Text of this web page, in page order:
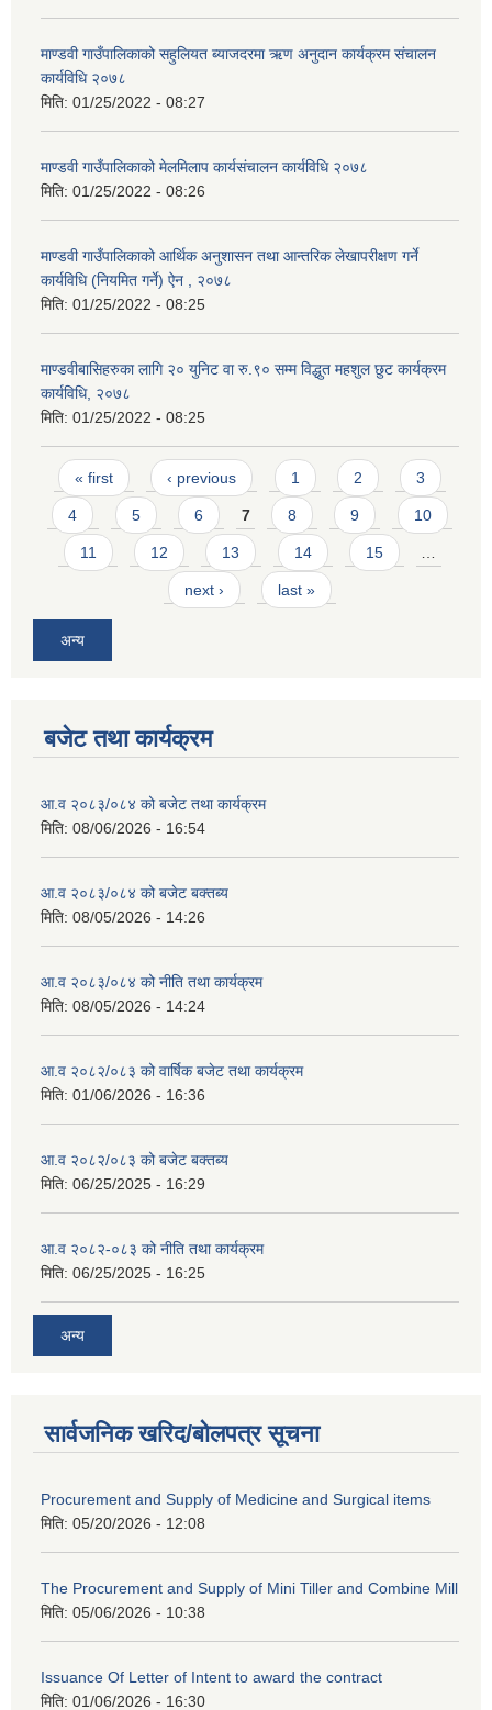
माण्डवी गाउँपालिकाको सहुलियत ब्याजदरमा ऋण अनुदान कार्यक्रम संचालन
कार्यविधि २०७८
मिति: 01/25/2022 - 08:27
माण्डवी गाउँपालिकाको मेलमिलाप कार्यसंचालन कार्यविधि २०७८
मिति: 01/25/2022 - 08:26
माण्डवी गाउँपालिकाको आर्थिक अनुशासन तथा आन्तरिक लेखापरीक्षण गर्ने
कार्यविधि (नियमित गर्ने) ऐन , २०७८
मिति: 01/25/2022 - 08:25
माण्डवीबासिहरुका लागि २० युनिट वा रु.९० सम्म विद्धुत महशुल छुट कार्यक्रम
कार्यविधि, २०७८
मिति: 01/25/2022 - 08:25
Pages
« first ‹ previous 1 2 3
4 5 6 7 8 9 10
11 12 13 14 15
next › last »
अन्य
बजेट तथा कार्यक्रम
आ.व २०८३/०८४ को बजेट तथा कार्यक्रम
मिति: 08/06/2026 - 16:54
आ.व २०८३/०८४ को बजेट बक्तब्य
मिति: 08/05/2026 - 14:26
आ.व २०८३/०८४ को नीति तथा कार्यक्रम
मिति: 08/05/2026 - 14:24
आ.व २०८२/०८३ को वार्षिक बजेट तथा कार्यक्रम
मिति: 01/06/2026 - 16:36
आ.व २०८२/०८३ को बजेट बक्तब्य
मिति: 06/25/2025 - 16:29
आ.व २०८२-०८३ को नीति तथा कार्यक्रम
मिति: 06/25/2025 - 16:25
अन्य
सार्वजनिक खरिद/बोलपत्र सूचना
Procurement and Supply of Medicine and Surgical items
मिति: 05/20/2026 - 12:08
The Procurement and Supply of Mini Tiller and Combine Mill
मिति: 05/06/2026 - 10:38
Issuance Of Letter of Intent to award the contract
मिति: 01/06/2026 - 16:30